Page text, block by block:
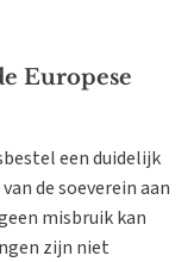
Europese
een duidelijk
de soeverein aan
misbruik kan
zijn niet